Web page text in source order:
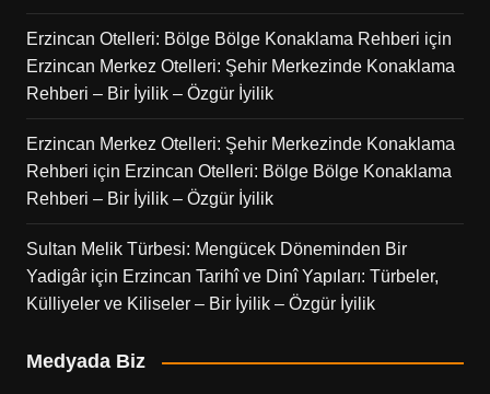
Erzincan Otelleri: Bölge Bölge Konaklama Rehberi için
Erzincan Merkez Otelleri: Şehir Merkezinde Konaklama
Rehberi – Bir İyilik – Özgür İyilik
Erzincan Merkez Otelleri: Şehir Merkezinde Konaklama
Rehberi için Erzincan Otelleri: Bölge Bölge Konaklama
Rehberi – Bir İyilik – Özgür İyilik
Sultan Melik Türbesi: Mengücek Döneminden Bir
Yadigâriçin Erzincan Tarihî ve Dinî Yapıları: Türbeler,
Külliyeler ve Kiliseler – Bir İyilik – Özgür İyilik
Medyada Biz